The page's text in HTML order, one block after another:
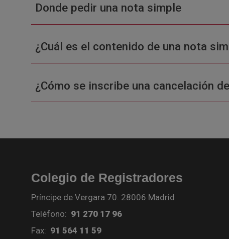
Donde pedir una nota simple
¿Cuál es el contenido de una nota
¿Cómo se inscribe una cancelación
Colegio de Registradores
Príncipe de Vergara 70. 28006 Madrid
Teléfono: 91 270 17 96
Fax: 91 564 11 59